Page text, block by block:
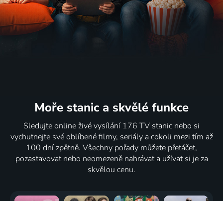
Moře stanic a skvělé funkce
Sledujte online živé vysílání 176 TV stanic nebo si
vychutnejte své oblíbené filmy, seriály a cokoli mezi tím až
100 dní zpětně. Všechny pořady můžete přetáčet,
pozastavovat nebo neomezeně nahrávat a užívat si je za
skvělou cenu.